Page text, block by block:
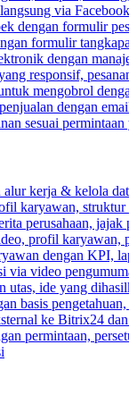
via
dengan formulir
formulir
dengan
responsif,
mengobrol
dengan
sesuai
alur kerja & kelola
karyawan,
perusahaan,
profil karyawan,
dengan KPI,
via video
utas, ide yang
basis
ke Bitrix24
permintaan,